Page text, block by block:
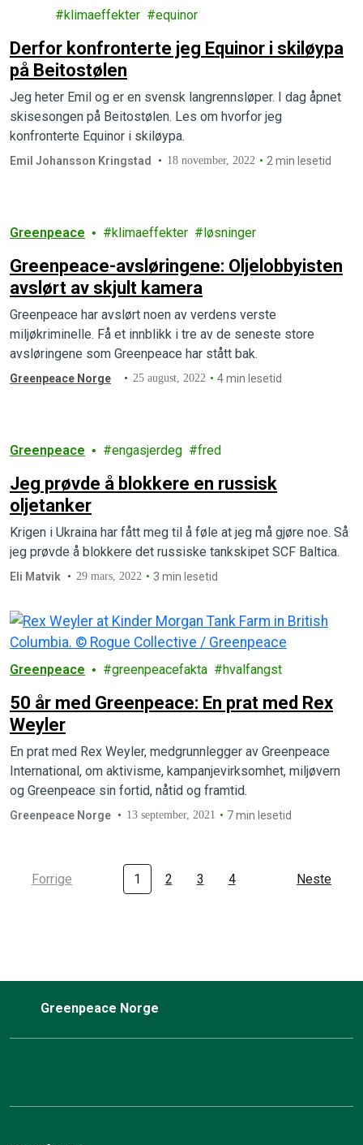
klimaeffekter equinor
Derfor konfronterte jeg Equinor i skiløypa
på Beitostølen
Jeg heter Emil og er en svensk langrennsløper. I dag åpnet
skisesongen på Beitostølen. Les om hvorfor jeg
konfronterte Equinor i skiløypa.
Emil Johansson Kringstad 18 november, 2022 2 min lesetid
Greenpeace klimaeffekter løsninger
Greenpeace-avsløringene: Oljelobbyisten
avslørt av skjult kamera
Greenpeace har avslørt noen av verdens verste
miljøkriminelle. Få et innblikk i tre av de seneste store
avsløringene som Greenpeace har stått bak.
Greenpeace Norge 25 august, 2022 4 min lesetid
Greenpeace engasjerdeg fred
Jeg prøvde å blokkere en russisk
oljetanker
Krigen i Ukraina har fått meg til å føle at jeg må gjøre noe. Så
jeg prøvde å blokkere det russiske tankskipet SCF Baltica.
Eli Matvik 29 mars, 2022 3 min lesetid
Greenpeace greenpeacefakta hvalfangst
50 år med Greenpeace: En prat med Rex
Weyler
En prat med Rex Weyler, medgrunnlegger av Greenpeace
International, om aktivisme, kampanjevirksomhet, miljøvern
og Greenpeace sin fortid, nåtid og framtid.
Greenpeace Norge 13 september, 2021 7 min lesetid
Forrige 1 2 3 4 Neste
Greenpeace Norge